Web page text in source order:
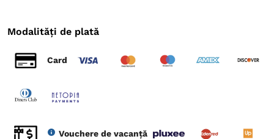
Modalități de plată
Card
Vouchere de vacanță